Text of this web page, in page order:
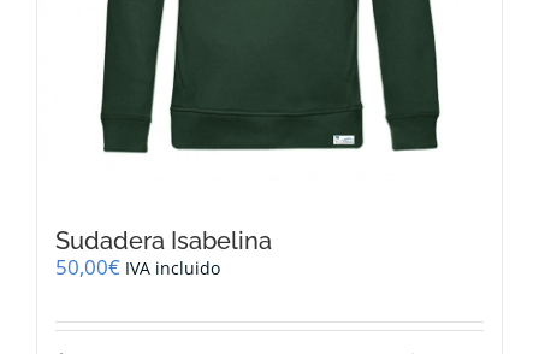
Sudadera Isabelina
50,00€ IVA incluido